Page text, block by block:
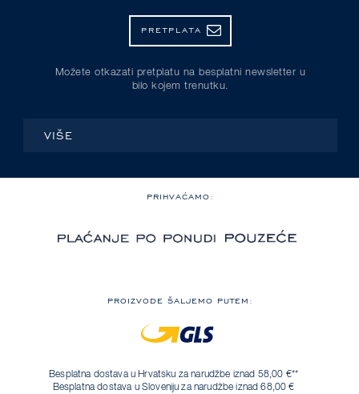
PRETPLATA
Možete otkazati pretplatu na besplatni newsletter u
bilo kojem trenutku.
VIŠE
PRIHVAĆAMO:
PROIZVODE ŠALJEMO PUTEM:
Besplatna dostava u Hrvatsku za narudžbe iznad 58,00 €**
Besplatna dostava u Sloveniju za narudžbe iznad 68,00 €